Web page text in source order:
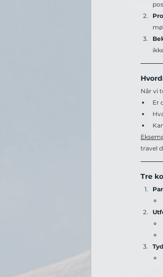
Når vi
Er
travel
Tre